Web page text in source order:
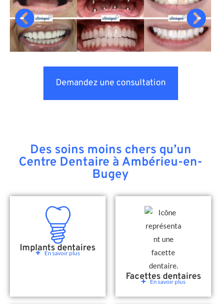
Demandez une consultation
Des soins moins chers qu’un
Centre Dentaire à Ambérieu-en-
Bugey
Implants dentaires
En savoir plus
Facettes dentaires
En savoir plus